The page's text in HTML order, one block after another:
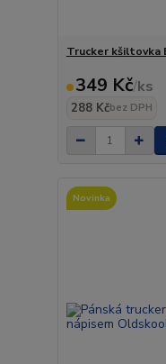
Trucker kšiltovka
349 Kč/ks
288 Kčbez DPH
Novinka